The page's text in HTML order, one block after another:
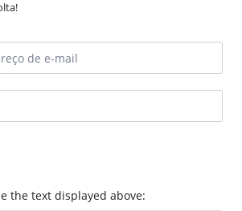
the text displayed above: